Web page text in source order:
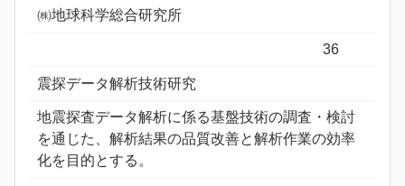
㈱地球科学総合研究所
36
震探データ解析技術研究
地震探査データ解析に係る基盤技術の調査・検討
を通じた、解析結果の品質改善と解析作業の効率
化を目的とする。